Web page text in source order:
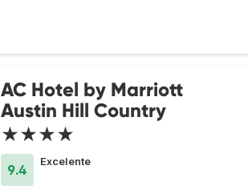
AC Hotel by Marriott
Austin Hill Country
★★★★
9.4
Excelente